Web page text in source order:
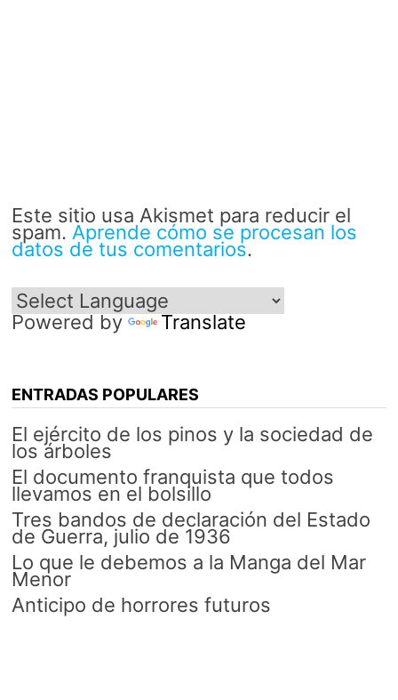
Este sitio usa Akismet para reducir el
spam. Aprende cómo se procesan los
datos de tus comentarios.
Powered by Translate
ENTRADAS POPULARES
El ejército de los pinos y la sociedad de
los árboles
El documento franquista que todos
llevamos en el bolsillo
Tres bandos de declaración del Estado
de Guerra, julio de 1936
Lo que le debemos a la Manga del Mar
Menor
Anticipo de horrores futuros